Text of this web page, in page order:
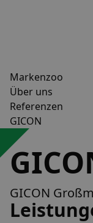
Markenzoo
Über uns
Referenzen
GICON
GICON